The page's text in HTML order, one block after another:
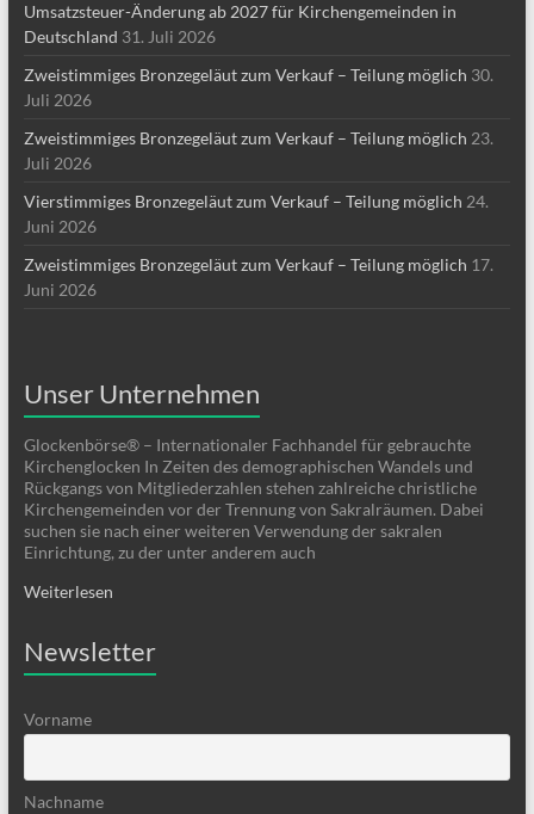
Umsatzsteuer-Änderung ab 2027 für Kirchengemeinden in
Deutschland 31. Juli 2026
Zweistimmiges Bronzegeläut zum Verkauf – Teilung möglich 30.
Juli 2026
Zweistimmiges Bronzegeläut zum Verkauf – Teilung möglich 23.
Juli 2026
Vierstimmiges Bronzegeläut zum Verkauf – Teilung möglich 24.
Juni 2026
Zweistimmiges Bronzegeläut zum Verkauf – Teilung möglich 17.
Juni 2026
Unser Unternehmen
Glockenbörse® – Internationaler Fachhandel für gebrauchte
Kirchenglocken In Zeiten des demographischen Wandels und
Rückgangs von Mitgliederzahlen stehen zahlreiche christliche
Kirchengemeinden vor der Trennung von Sakralräumen. Dabei
suchen sie nach einer weiteren Verwendung der sakralen
Einrichtung, zu der unter anderem auch
Weiterlesen
Newsletter
Vorname
Nachname